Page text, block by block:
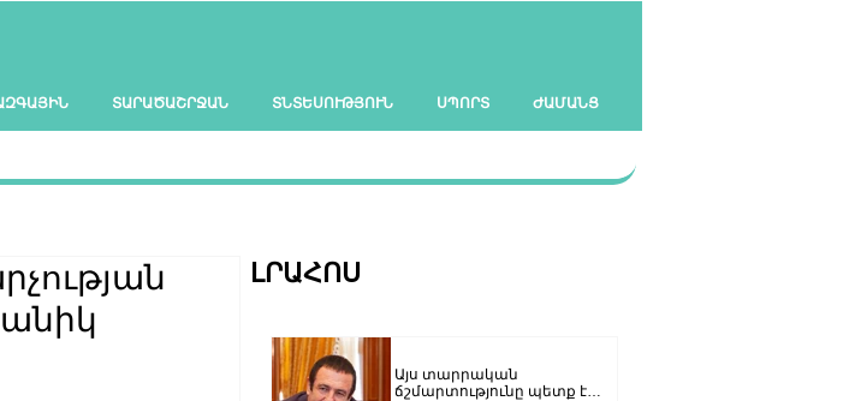
ՏԱՐԱԾԱՇՐՋԱՆ ՏՆՏԵՍՈՒԹՅՈՒՆ ՍՊՈՐՏ ԺԱՄԱՆՑ
ԼՐԱՀՈՍ
Այս տարրական
ճշմարտությունը պետք է